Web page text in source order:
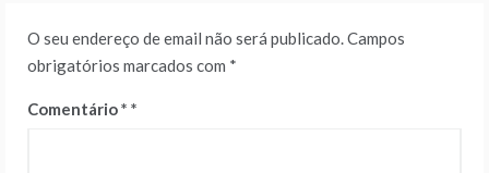
O seu endereço de email não será publicado.Campos
obrigatórios marcados com *
Comentário*